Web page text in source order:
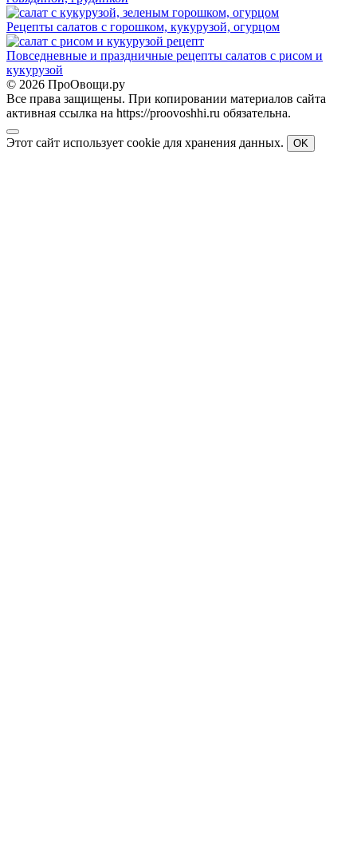
Рецепты салатов с горошком, кукурузой, огурцом
Повседневные и праздничные рецепты салатов с рисом и
кукурузой
© 2026 ПроОвощи.ру
Все права защищены. При копировании материалов сайта
активная ссылка на https://proovoshhi.ru обязательна.
Этот сайт использует cookie для хранения данных. OK